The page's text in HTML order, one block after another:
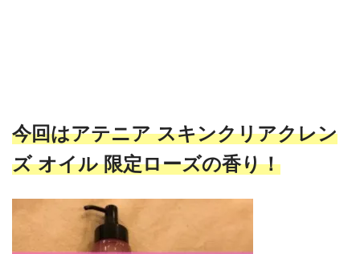
今回はアテニア スキンクリアクレン
ズ オイル 限定ローズの香り！